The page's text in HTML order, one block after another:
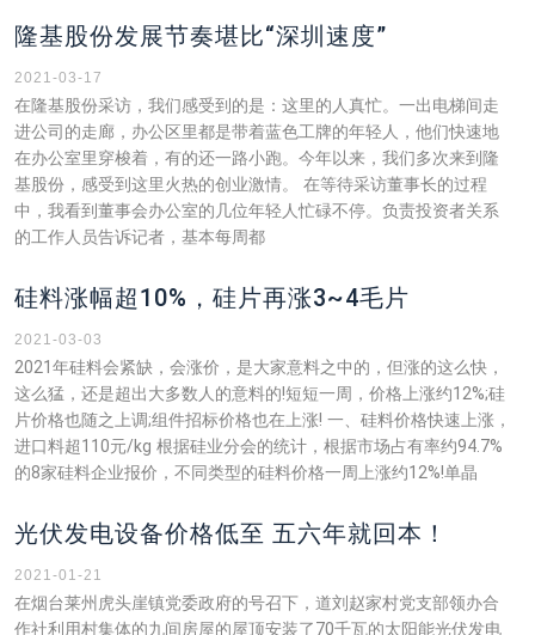
隆基股份发展节奏堪比“深圳速度”
2021-03-17
在隆基股份采访，我们感受到的是：这里的人真忙。一出电梯间走
进公司的走廊，办公区里都是带着蓝色工牌的年轻人，他们快速地
在办公室里穿梭着，有的还一路小跑。今年以来，我们多次来到隆
基股份，感受到这里火热的创业激情。 在等待采访董事长的过程
中，我看到董事会办公室的几位年轻人忙碌不停。负责投资者关系
的工作人员告诉记者，基本每周都
硅料涨幅超10%，硅片再涨3~4毛片
2021-03-03
2021年硅料会紧缺，会涨价，是大家意料之中的，但涨的这么快，
这么猛，还是超出大多数人的意料的!短短一周，价格上涨约12%;硅
片价格也随之上调;组件招标价格也在上涨! 一、硅料价格快速上涨，
进口料超110元/kg 根据硅业分会的统计，根据市场占有率约94.7%
的8家硅料企业报价，不同类型的硅料价格一周上涨约12%!单晶
光伏发电设备价格低至 五六年就回本！
2021-01-21
在烟台莱州虎头崖镇党委政府的号召下，道刘赵家村党支部领办合
作社利用村集体的九间房屋的屋顶安装了70千瓦的太阳能光伏发电